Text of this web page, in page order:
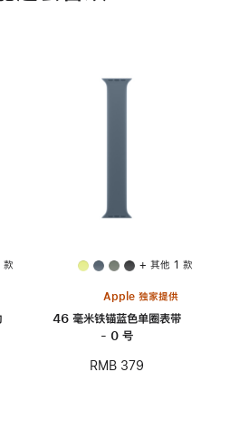
款 + 其他 1 款
Apple 独家提供
46 毫米铁锚蓝色单圈表带
- 0 号
RMB 379